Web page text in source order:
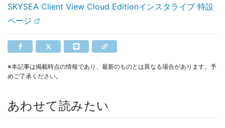
SKYSEA Client View Cloud Editionインスタライブ 特設
ページ
※本記事は掲載時点の情報であり、最新のものとは異なる場合があります。予
めご了承ください。
あわせて読みたい